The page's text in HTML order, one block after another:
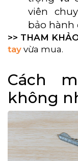
viên
bảo hành
>> THAM
tay vừa mua.
Cách
không